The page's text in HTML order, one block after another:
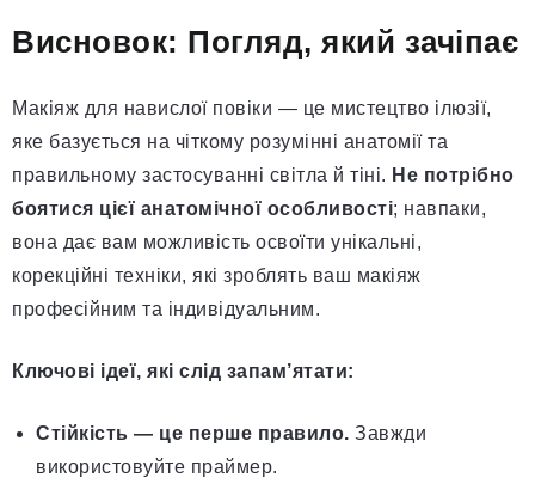
Висновок: Погляд, який зачіпає
Макіяж для навислої повіки — це мистецтво ілюзії,
яке базується на чіткому розумінні анатомії та
правильному застосуванні світла й тіні. Не потрібно
боятися цієї анатомічної особливості; навпаки,
вона дає вам можливість освоїти унікальні,
корекційні техніки, які зроблять ваш макіяж
професійним та індивідуальним.
Ключові ідеї, які слід запам’ятати:
Стійкість — це перше правило. Завжди
використовуйте праймер.